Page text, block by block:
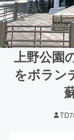
上野公園
をボラン